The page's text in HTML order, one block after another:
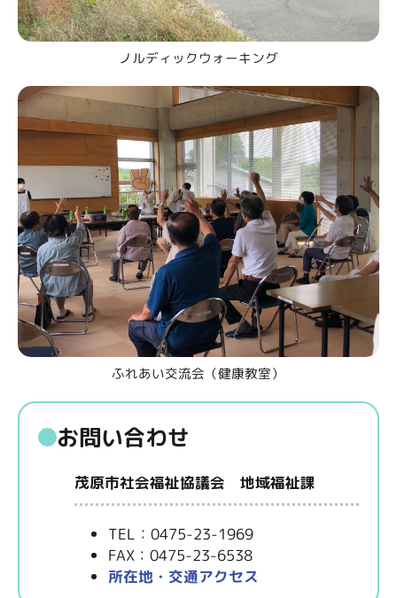
ノルディックウォーキング
ふれあい交流会（健康教室）
お問い合わせ
茂原市社会福祉協議会 地域福祉課
TEL：0475-23-1969
FAX：0475-23-6538
所在地・交通アクセス